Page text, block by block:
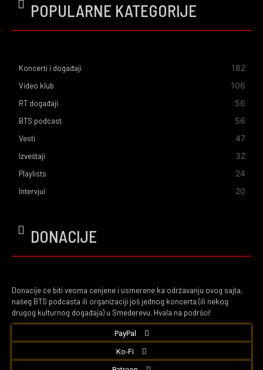
POPULARNE KATEGORIJE
Koncerti i događaji 182
Video klub 106
RT događaji 56
BTS podcast 56
Vesti 47
Izveštaji 32
Playlists 24
Intervjui 20
DONACIJE
Donacije će biti veoma cenjene i usmerene ka održavanju ovog sajta,
našeg BTS podcasta ili organizaciji još jednog koncerta (ili nekog
drugog kulturnog događaja) u Smederevu. Hvala na podršci!
PayPal
Ko-Fi